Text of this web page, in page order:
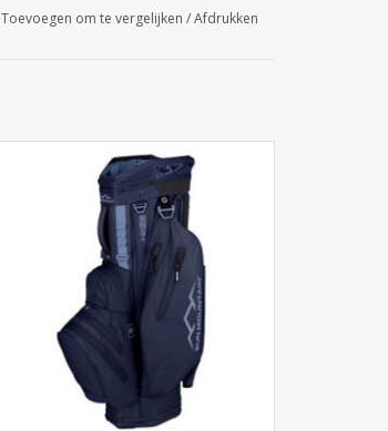
Toevoegen om te vergelijken /Afdrukken
De Sun Mountain H2NO Lite Cart Bag
model 2021 borduurt voort op alle
successen van voorgaande modellen en
helpt u om uw spullen droog en
georganiseerd te houden. Deze golftas
van Sun Mountain is een sportieve tas met
een 10 inch top en 14 individuele club
TOEVOEGEN AAN WINKELWAGEN